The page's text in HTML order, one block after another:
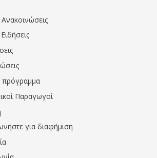
Ανακοινώσεις
πρόγραμμα
Παραγωγοί
για διαφήμιση